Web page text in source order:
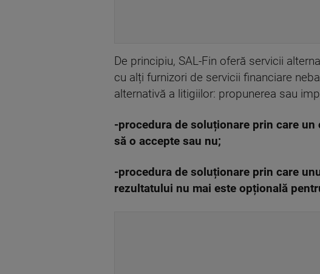
De principiu, SAL-Fin oferă servicii
cu alți furnizori de servicii financiare
alternativă a litigiilor: propunerea sau
-procedura de soluționare prin care
să o accepte sau nu;
-procedura de soluționare prin care
rezultatului nu mai este opțională